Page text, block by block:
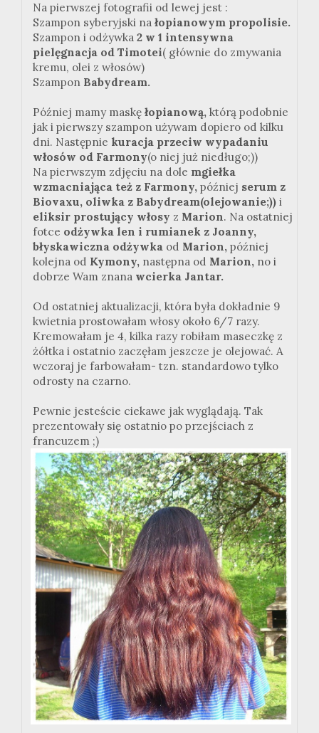
Na pierwszej fotografii od lewej jest :
Szampon syberyjski na łopianowym propolisie.
Szampon i odżywka 2 w 1 intensywna
pielęgnacja od Timotei( głównie do zmywania
kremu, olei z włosów)
Szampon Babydream.
Później mamy maskę łopianową, którą podobnie
jak i pierwszy szampon używam dopiero od kilku
dni. Następnie kuracja przeciw wypadaniu
włosów od Farmony(o niej już niedługo;))
Na pierwszym zdjęciu na dole mgiełka
wzmacniająca też z Farmony, później serum z
Biovaxu, oliwka z Babydream(olejowanie;)) i
eliksir prostujący włosy z Marion. Na ostatniej
fotce odżywka len i rumianek z Joanny,
błyskawiczna odżywka od Marion, później
kolejna od Kymony, następna od Marion, no i
dobrze Wam znana wcierka Jantar.
Od ostatniej aktualizacji, która była dokładnie 9
kwietnia prostowałam włosy około 6/7 razy.
Kremowałam je 4, kilka razy robiłam maseczkę z
żółtka i ostatnio zaczęłam jeszcze je olejować. A
wczoraj je farbowałam- tzn. standardowo tylko
odrosty na czarno.
Pewnie jesteście ciekawe jak wyglądają. Tak
prezentowały się ostatnio po przejściach z
francuzem ;)